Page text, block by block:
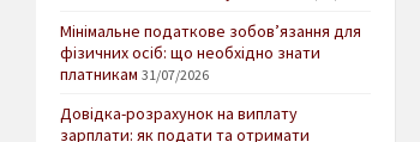
Мінімальне податкове зобов’язання для
фізичних осіб: що необхідно знати
платникам 31/07/2026
Довідка-розрахунок на виплату
зарплати: як подати та отримати